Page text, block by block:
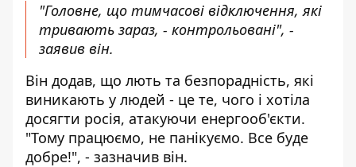
"Головне, що тимчасові відключення, які
тривають зараз, - контрольовані", -
заявив він.
Він додав, що лють та безпорадність, які
виникають у людей - це те, чого і хотіла
досягти росія, атакуючи енергооб'єкти.
"Тому працюємо, не панікуємо. Все буде
добре!", - зазначив він.